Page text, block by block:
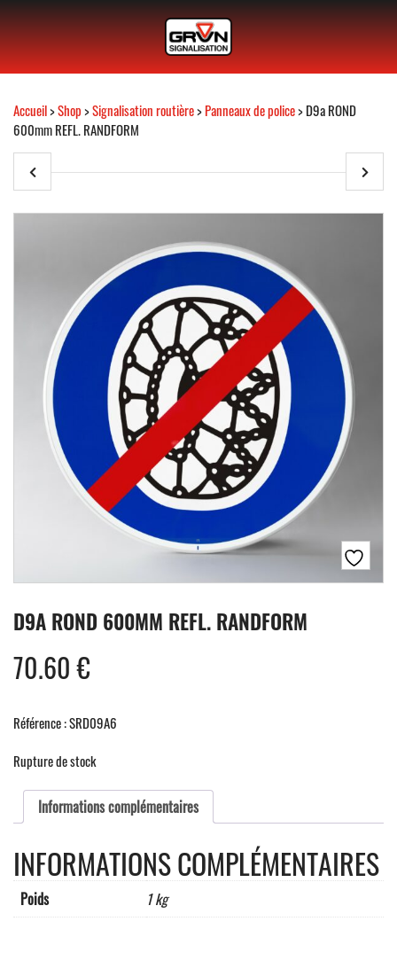
Accueil>Shop>Signalisation routière>Panneaux de police> D9a ROND
600mm REFL. RANDFORM
D9A ROND 600MM REFL. RANDFORM
70.60€
Référence : SRD09A6
Rupture de stock
Informations complémentaires
INFORMATIONS COMPLÉMENTAIRES
Poids 1 kg